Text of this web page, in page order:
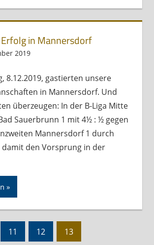
in Mannersdorf
2019
8.12.2019, gastierten unsere
in Mannersdorf. Und
überzeugen: In der B-Liga Mitte
Sauerbrunn 1 mit 4½ : ½ gegen
Mannersdorf 1 durch
den Vorsprung in der
11 12 13